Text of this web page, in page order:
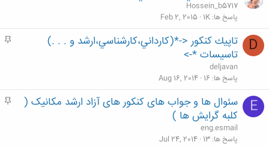
Hossein_b5717
پاسخ ها 1K
Feb 2, 2015
D
م
تاپيك كنكور <-*(كارداني،كارشناسي،ارشد و . . .)
تاسيسات *->
deljavan
پاسخ ها 16
Aug 16, 2014
E
م
سئوال ها و جواب های کنکور های آزاد ارشد مکانیک (
کلبه گرایش ها )
eng.esmail
پاسخ ها 13
Jul 24, 2014